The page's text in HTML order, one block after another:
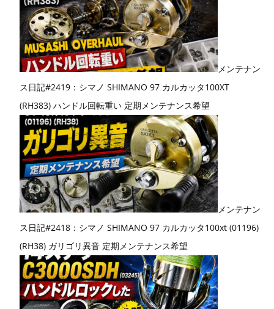
メンテナン
ス日記#2419：シマノ SHIMANO 97 カルカッタ100XT
(RH383) ハンドル回転重い 定期メンテナンス希望
メンテナン
ス日記#2418：シマノ SHIMANO 97 カルカッタ100xt (01196)
(RH38) ガリゴリ異音 定期メンテナンス希望